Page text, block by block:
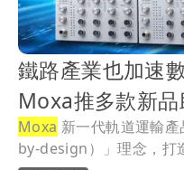
鐵路產業也加速
Moxa推多款新品
Moxa 新一代軌道運輸
by-design）」理念，打